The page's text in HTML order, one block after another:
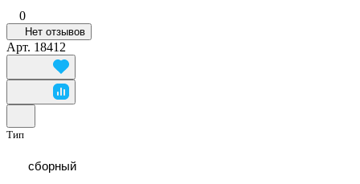
0
Нет отзывов
Арт. 18412
Тип
сборный